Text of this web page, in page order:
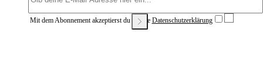
Mit dem Abonnement akzeptierst du unsere Datenschutzerklärung